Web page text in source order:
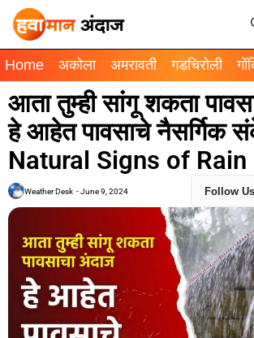
Home अकोला अमरावती गडचिरोली
आता तुम्ही सांगू शकता
हे आहेत पावसाचे नैसर्गिक
Natural Signs of Rain
Weather Desk -June 9, 2024 Follow Us